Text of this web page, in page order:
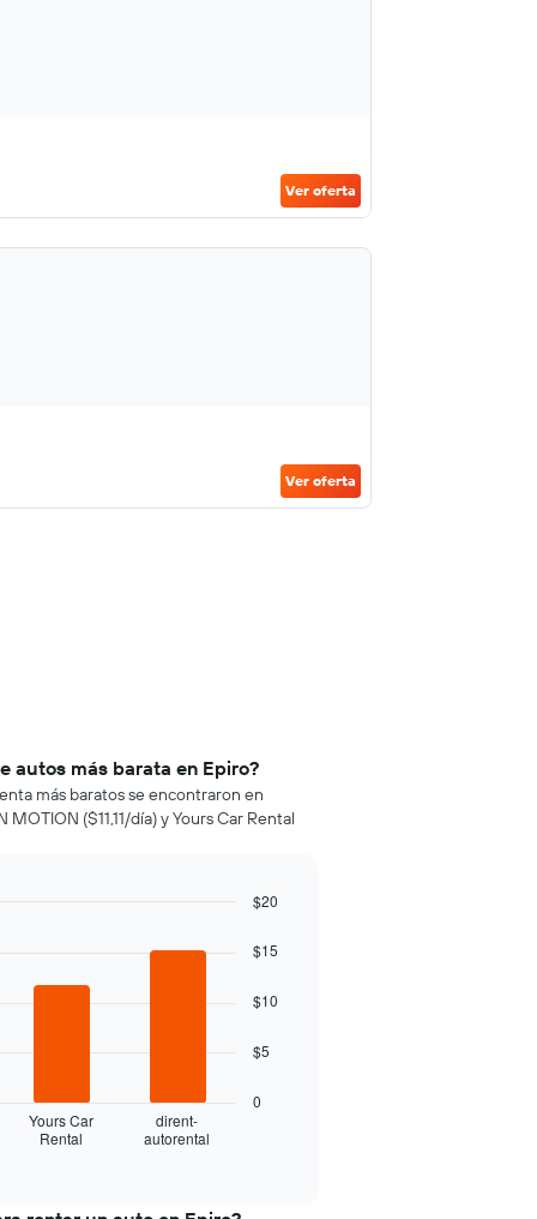
Ver oferta
Ver oferta
autos más barata en Epiro?
más baratos se encontraron en
($11,11/día) y Yours Car Rental
Yours Car
Rental
dirent-
autorental
0
$5
$10
$15
$20